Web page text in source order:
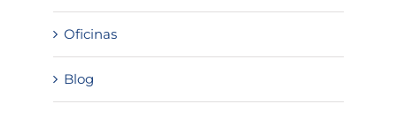
Oficinas
Blog